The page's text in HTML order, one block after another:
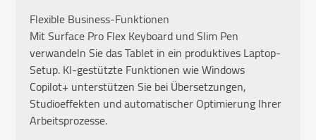
Flexible Business-Funktionen
Mit Surface Pro Flex Keyboard und Slim Pen
verwandeln Sie das Tablet in ein produktives Laptop-
Setup. KI-gestützte Funktionen wie Windows
Copilot+ unterstützen Sie bei Übersetzungen,
Studioeffekten und automatischer Optimierung Ihrer
Arbeitsprozesse.